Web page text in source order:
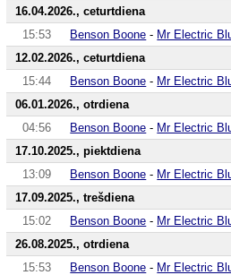
16.04.2026., ceturtdiena
15:53
Benson Boone - Mr Electric
12.02.2026., ceturtdiena
15:44
Benson Boone - Mr Electric
06.01.2026., otrdiena
04:56
Benson Boone - Mr Electric
17.10.2025., piektdiena
13:09
Benson Boone - Mr Electric
17.09.2025., trešdiena
15:02
Benson Boone - Mr Electric
26.08.2025., otrdiena
15:53
Benson Boone - Mr Electric